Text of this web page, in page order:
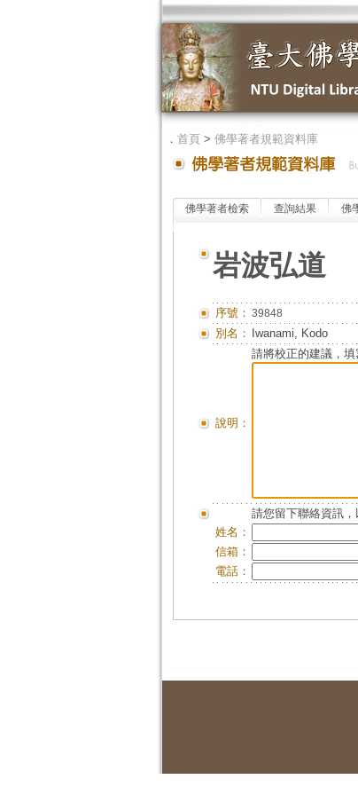
． 首頁> 佛學著者規範資料庫
佛學著者檢索 查詢結果 佛
岩波弘道
序號： 39848
別名： Iwanami, Kodo
說明：
請將校正的建議，
請您留下聯絡資訊
姓名：
信箱：
電話：